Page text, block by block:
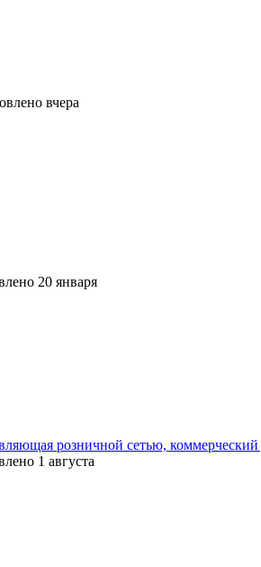
вчера
20 января
розничной сетью,
1 августа